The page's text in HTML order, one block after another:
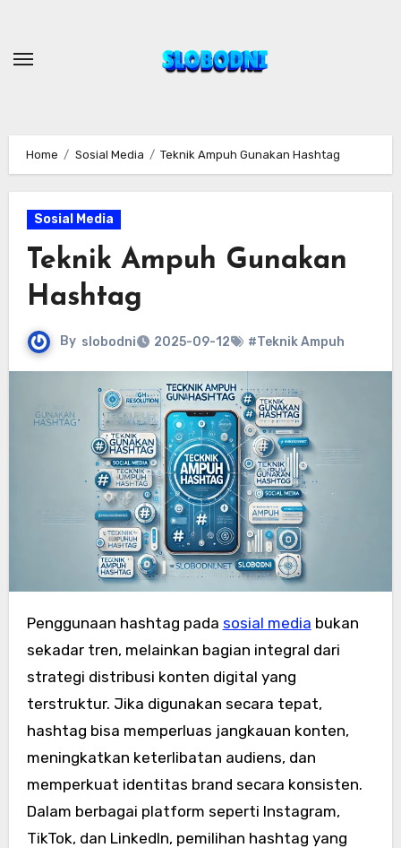
content
Home Sosial Media Teknik Ampuh Gunakan Hashtag
Sosial Media
Teknik Ampuh Gunakan
Hashtag
By slobodni 2025-09-12 #Teknik Ampuh
Penggunaan hashtag pada sosial media bukan
sekadar tren, melainkan bagian integral dari
strategi distribusi konten digital yang
terstruktur. Jika digunakan secara tepat,
hashtag bisa memperluas jangkauan konten,
meningkatkan keterlibatan audiens, dan
memperkuat identitas brand secara konsisten.
Dalam berbagai platform seperti Instagram,
TikTok, dan LinkedIn, pemilihan hashtag yang